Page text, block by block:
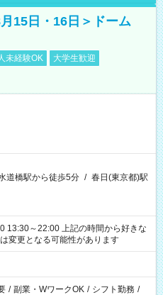
15日・16日＞ドーム
未経験OK
大学生歓迎
道橋駅から徒歩5分 / 春日(東京都)駅
上記の時間から好きな
変更となる可能性があります
/ 副業・WワークOK / シフト勤務 /